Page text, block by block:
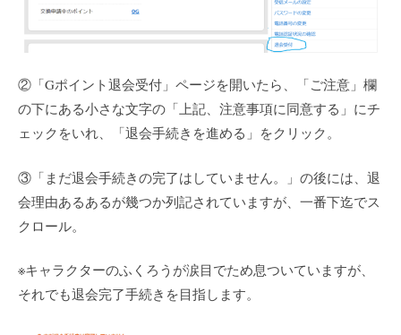
②「Gポイント退会受付」ページを開いたら、「ご注意」欄
の下にある小さな文字の「上記、注意事項に同意する」にチ
ェックをいれ、「退会手続きを進める」をクリック。
③「まだ退会手続きの完了はしていません。」の後には、退
会理由あるあるが幾つか列記されていますが、一番下迄でス
クロール。
※キャラクターのふくろうが涙目でため息ついていますが、
それでも退会完了手続きを目指します。